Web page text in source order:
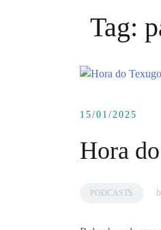
Tag:
15/01/2025
Hora
PODCASTS